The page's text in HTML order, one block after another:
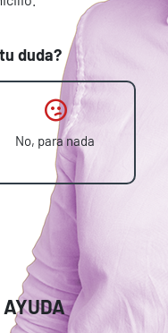
duda?
No, para nada
AYUDA